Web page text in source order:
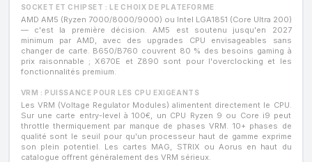
SOCKET ET CHIPSET : LE CHOIX DE PLATEFORME
AMD AM5 (Ryzen 7000/8000/9000) ou Intel LGA1851 (Core Ultra 200)
— c'est la première décision. AM5 est soutenu jusqu'en 2027
minimum par AMD, avec des upgrades CPU envisageables sans
changer de carte. B650/B760 couvrent 80 % des besoins gaming à
prix raisonnable ; X670E et Z890 sont pour l'overclocking et les
fonctionnalités premium.
VRM : PUISSANCE POUR LES CPU EXIGEANTS
Les VRM (Voltage Regulator Modules) alimentent directement le CPU.
Sur une carte entry-level à 100€, un CPU Ryzen 9 ou Core i9 peut
throttle thermiquement par manque de phases VRM. 10+ phases de
qualité sont le seuil pour qu'un processeur haut de gamme exprime
son plein potentiel. Les cartes MAG, STRIX ou Aorus en haut du
catalogue offrent généralement des VRM sérieux.